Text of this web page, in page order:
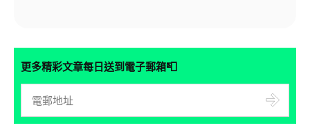
更多精彩文章每日送到電子郵箱📮